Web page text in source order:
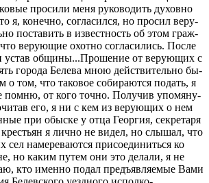
про­си­ли ме­ня ру­ко­во­дить ду­хов­но
я, ко­неч­но, со­гла­сил­ся, но про­сил ве­ру­
по­ста­вить в из­вест­ность об этом граж­
ве­ру­ю­щие охот­но со­гла­си­лись. По­сле
устав об­щи­ны...Про­ше­ние от ве­ру­ю­щих с
го­ро­да Беле­ва мною дей­стви­тель­но бы­
о том, что та­ко­вое со­би­ра­ют­ся по­дать, я
пом­ню, от ко­го точ­но. По­лу­чив упо­мя­ну­
его, я ни с кем из ве­ру­ю­щих о нем
при обыс­ке у от­ца Ге­ор­гия, сек­ре­та­ря
я лич­но не ви­дел, но слы­шал, что
сел на­ме­ре­ва­ют­ся при­со­еди­нить­ся ко
но ка­ким пу­тем они это де­ла­ли, я не
кто имен­но по­дал предъ­яв­ля­е­мые Ва­ми